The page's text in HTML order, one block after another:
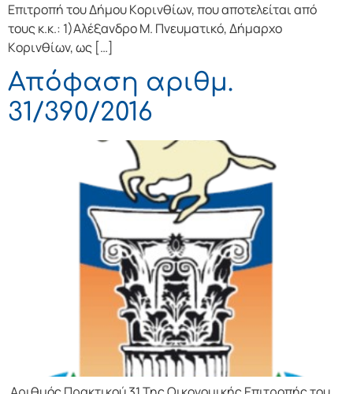
Επιτρoπή τoυ Δήμoυ Κoριvθίωv, πoυ απoτελείται από
τoυς κ.κ.: 1)Αλέξανδρο Μ. Πνευματικό, Δήμαρχo
Κoριvθίωv, ως […]
Απόφαση αριθμ.
31/390/2016